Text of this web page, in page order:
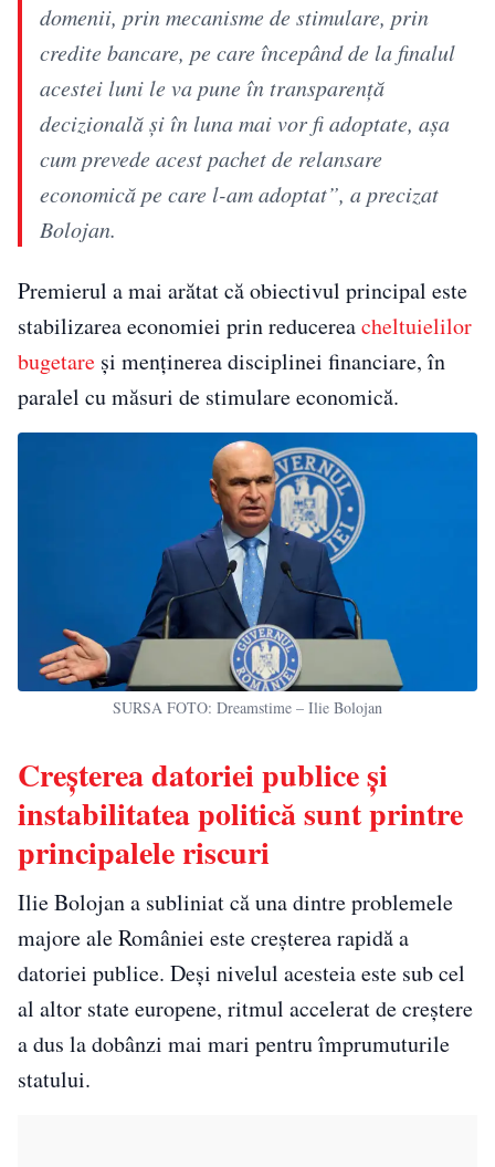
domenii, prin mecanisme de stimulare, prin
credite bancare, pe care începând de la finalul
acestei luni le va pune în transparență
decizională și în luna mai vor fi adoptate, așa
cum prevede acest pachet de relansare
economică pe care l-am adoptat”, a precizat
Bolojan.
Premierul a mai arătat că obiectivul principal este
stabilizarea economiei prin reducereacheltuielilor
bugetare și menținerea disciplinei financiare, în
paralel cu măsuri de stimulare economică.
SURSA FOTO: Dreamstime – Ilie Bolojan
Creșterea datoriei publice și
instabilitatea politică sunt printre
principalele riscuri
Ilie Bolojan a subliniat că una dintre problemele
majore ale României este creșterea rapidă a
datoriei publice. Deși nivelul acesteia este sub cel
al altor state europene, ritmul accelerat de creștere
a dus la dobânzi mai mari pentru împrumuturile
statului.